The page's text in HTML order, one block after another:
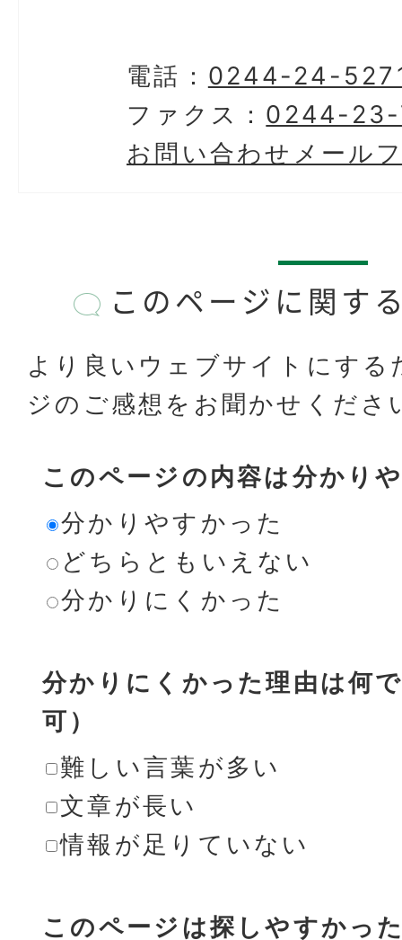
電話： 0244-24-
ファクス： 0244-23-
お問い合わせメール
このページに関す
より良いウェブサイトにする
ジのご感想をお聞かせくださ
このページの内容は分かり
分かりやすかった
どちらともいえない
分かりにくかった
分かりにくかった理由は何
可）
難しい言葉が多い
文章が長い
情報が足りていない
このページは探しやすかっ